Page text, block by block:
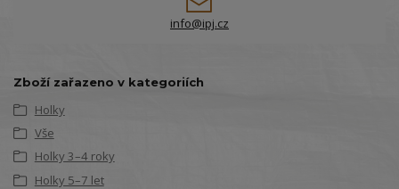
info@ipj.cz
Zboží zařazeno v kategoriích
Holky
Vše
Holky 3–4 roky
Holky 5–7 let